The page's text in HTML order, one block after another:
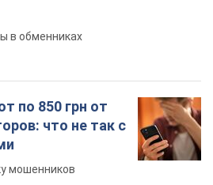
в обменниках
по 850 грн от
что не так с
мошенников